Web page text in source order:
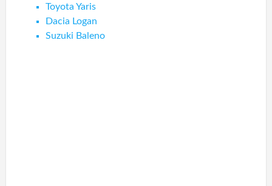
Toyota Yaris
Dacia Logan
Suzuki Baleno